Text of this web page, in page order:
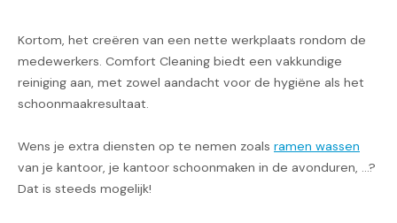
Kortom, het creëren van een nette werkplaats rondom de
medewerkers. Comfort Cleaning biedt een vakkundige
reiniging aan, met zowel aandacht voor de hygiëne als het
schoonmaakresultaat.
Wens je extra diensten op te nemen zoals ramen wassen
van je kantoor, je kantoor schoonmaken in de avonduren, ...?
Dat is steeds mogelijk!